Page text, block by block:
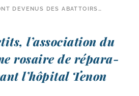
DEVENUS DES ABATTOIRS…
l’as­so­cia­tion du
rosaire de répa­ra­
l’hô­pi­tal Tenon